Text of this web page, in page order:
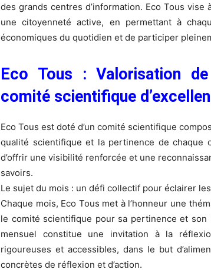
des grands centres d’information. Eco Tous
une citoyenneté active, en permettant à
économiques du quotidien et de participer
Eco Tous : Valorisation
comité scientifique
Eco Tous est doté d’un comité scientifique
qualité scientifique et la pertinence de
d’offrir une visibilité renforcée et une
savoirs.
Le sujet du mois : un défi collectif pour éclairer
Chaque mois, Eco Tous met à l’honneur une
le comité scientifique pour sa pertinence et
mensuel constitue une invitation à la
rigoureuses et accessibles, dans le but
concrètes de réflexion et d’action.